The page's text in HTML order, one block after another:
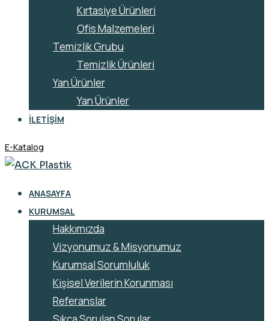
Kırtasiye Ürünleri
Ofis Malzemeleri
Temizlik Grubu
Temizlik Ürünleri
Yan Ürünler
Yan Ürünler
İLETIŞIM
E-Katalog
ANASAYFA
KURUMSAL
Hakkımızda
Vizyonumuz & Misyonumuz
Kurumsal Sorumluluk
Kişisel Verilerin Korunması
Referanslar